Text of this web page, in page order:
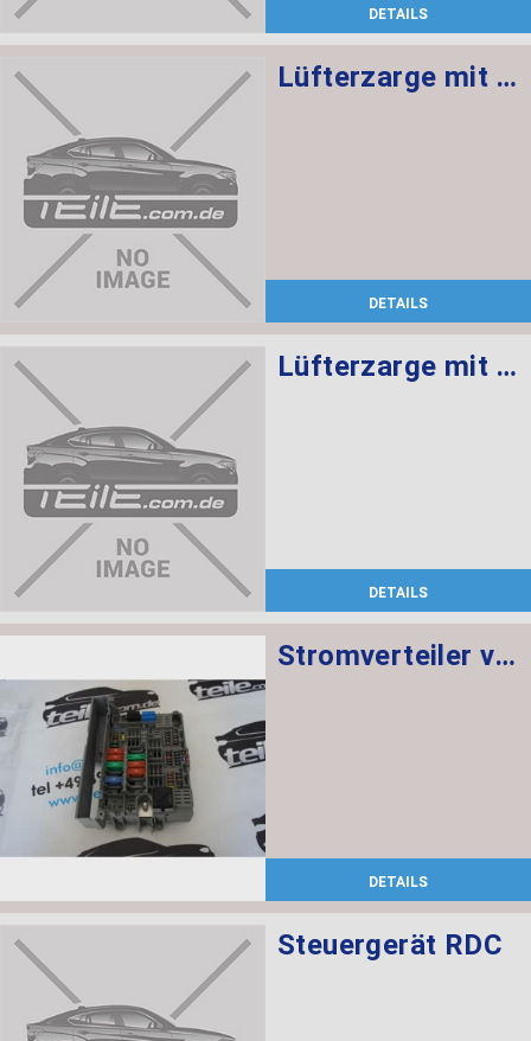
DETAILS
Lüfterzarge mit Lüfter 600W
DETAILS
Lüfterzarge mit Lüfter 600W
DETAILS
Stromverteiler vorne
DETAILS
Steuergerät RDC